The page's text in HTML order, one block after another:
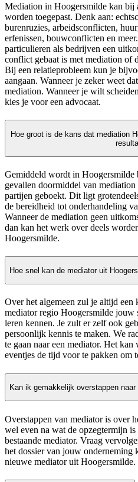
Mediation in Hoogersmilde kan bij
worden toegepast. Denk aan:
burenruzies, arbeidsconflicten,
erfenissen, bouwconflicten en
particulieren als bedrijven een
conflict gebaat is met mediation of
Bij een relatieprobleem kun je
aangaan. Wanneer je zeker weet
mediation. Wanneer je wilt
kies je voor een advocaat.
Hoe groot is de kans dat mediation
Gemiddeld wordt in Hoogersmilde
gevallen doormiddel van
partijen geboekt. Dit ligt
de bereidheid tot onderhandeling
Wanneer de mediation geen
dan kan het werk over deels
Hoogersmilde.
Hoe snel kan de mediator uit
Over het algemeen zul je altijd een
mediator regio Hoogersmilde jouw
leren kennen. Je zult er zelf ook
persoonlijk kennis te maken. We
te gaan naar een mediator. Het
eventjes de tijd voor te pakken om
Kan ik gemakkelijk overstappen
Overstappen van mediator is over
wel even na wat de opzegtermijn
bestaande mediator. Vraag
het dossier van jouw onderneming
nieuwe mediator uit Hoogersmilde.